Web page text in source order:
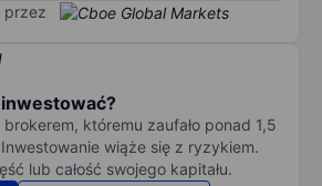
przez
któremu zaufało ponad 1,5
wiąże się z ryzykiem.
lub całość swojego kapitału.